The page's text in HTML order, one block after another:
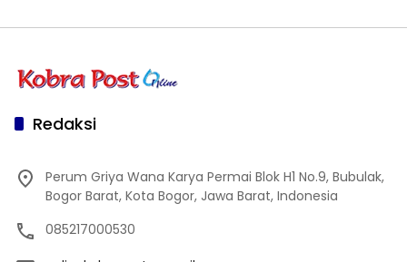
Redaksi
Perum Griya Wana Karya Permai Blok H1 No.9, Bubulak,
Bogor Barat, Kota Bogor, Jawa Barat, Indonesia
085217000530